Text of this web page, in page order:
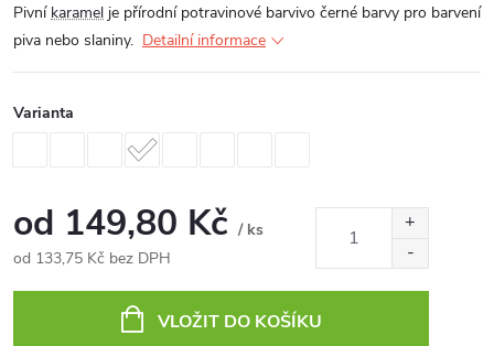
Pivní karamel je přírodní potravinové barvivo černé barvy pro barvení
piva nebo slaniny. Detailní informace
Varianta
od 149,80 Kč / ks
od 133,75 Kč bez DPH
VLOŽIT DO KOŠÍKU